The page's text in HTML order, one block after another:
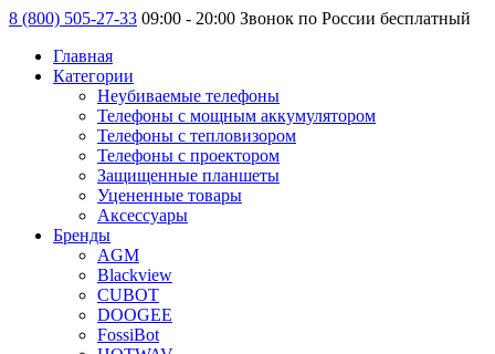
8 (800) 505-27-33 09:00 - 20:00 Звонок по России бесплатный
Главная
Категории
Неубиваемые телефоны
Телефоны с мощным аккумулятором
Телефоны с тепловизором
Телефоны с проектором
Защищенные планшеты
Уцененные товары
Аксессуары
Бренды
AGM
Blackview
CUBOT
DOOGEE
FossiBot